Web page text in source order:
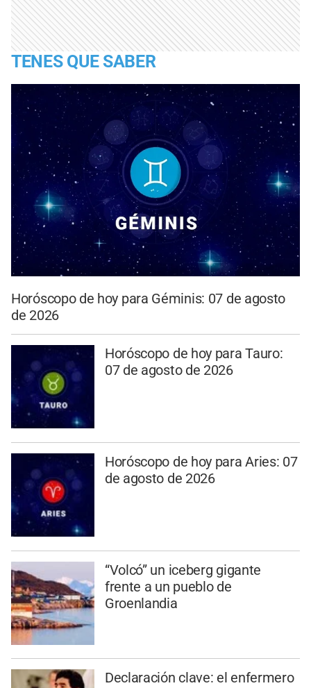
TENES QUE SABER
Horóscopo de hoy para Géminis: 07 de agosto
de 2026
Horóscopo de hoy para Tauro:
07 de agosto de 2026
Horóscopo de hoy para Aries: 07
de agosto de 2026
“Volcó” un iceberg gigante
frente a un pueblo de
Groenlandia
Declaración clave: el enfermero